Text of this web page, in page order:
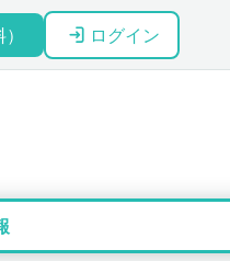
ログイン